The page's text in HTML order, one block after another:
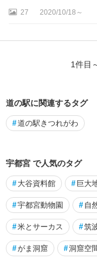
27 2020/10/18～
1件目
道の駅に関連するタグ
#道の駅きつれがわ
宇都宮 で人気のタグ
# 大谷資料館 # 巨大
#宇都宮動物園 # 自
#米とサーカス #筑
#がま洞窟 #洞窟空